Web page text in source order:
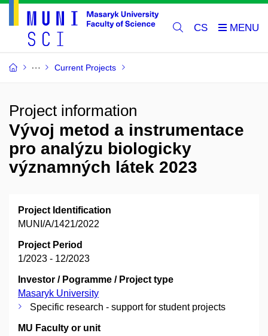
CS
Current Projects
Project information
Vývoj metod a instrumentace
pro analýzu biologicky
významných látek 2023
Project Identification
MUNI/A/1421/2022
Project Period
1/2023 - 12/2023
Investor / Pogramme / Project type
Masaryk University
Specific research - support for student projects
MU Faculty or unit